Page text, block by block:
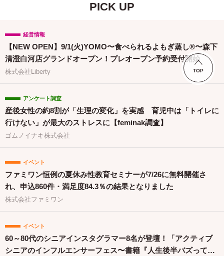
PICK UP
経営情報
【NEW OPEN】9/1(火)YOMO〜食べられるよもぎ蒸し®〜森下
清澄白河店グランドオープン！プレオープン予約受付開始
株式会社Liberty
アンケート調査
産後女性の約8割が「生理の変化」を実感 育児中は「トイレに
行けない」が最大のストレスに【feminak調査】
ゴムノイナキ株式会社
イベント
ファミワン恒例の夏休み性教育セミナーが7/26に無料開催さ
れ、申込860件・満足度84.3％の結果となりました
株式会社ファミワン
イベント
60～80代のシニアインスタグラマー8名が登壇！「アクティブ
シニアのインフルエンサーフェス〜書籍『人生後半バズってま
TOP